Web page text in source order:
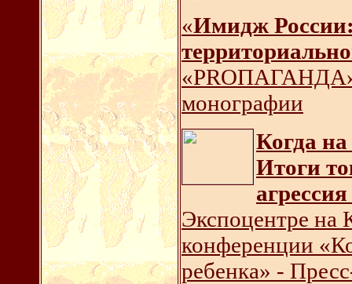
«Имидж
«PRОПАГАНДА»
монографии
Когда
Итоги
Экспоцентре на
конференции
ребенка» -